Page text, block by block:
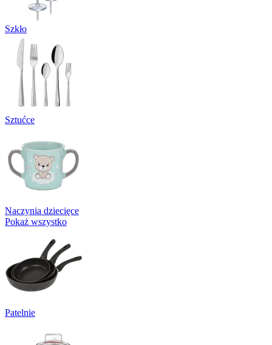
Szkło
Sztućce
Naczynia dziecięce
Pokaż wszystko
Patelnie